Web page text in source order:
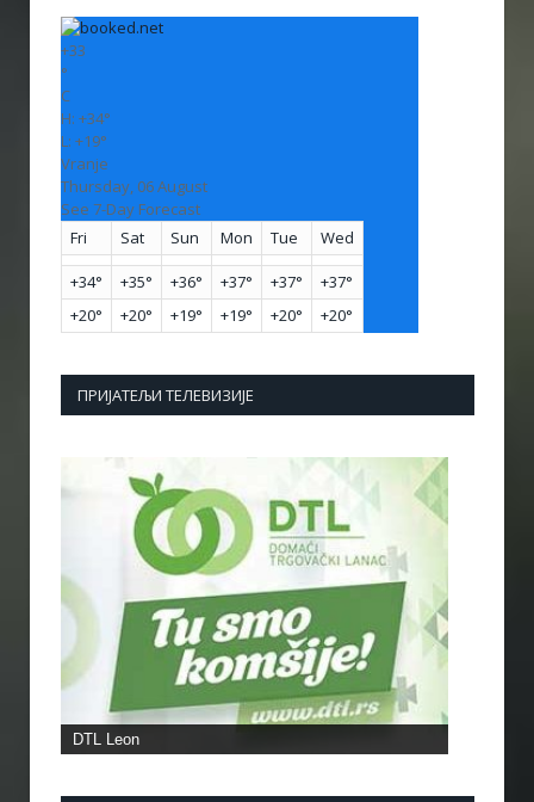
+33
°
C
H: +34°
L: +19°
Vranje
Thursday, 06 August
See 7-Day Forecast
Fri
Sat Sun Mon Tue Wed
+34° +35° +36° +37° +37° +37°
+20° +20° +19° +19° +20° +20°
ПРИЈАТЕЉИ ТЕЛЕВИЗИЈЕ
DTL Leon